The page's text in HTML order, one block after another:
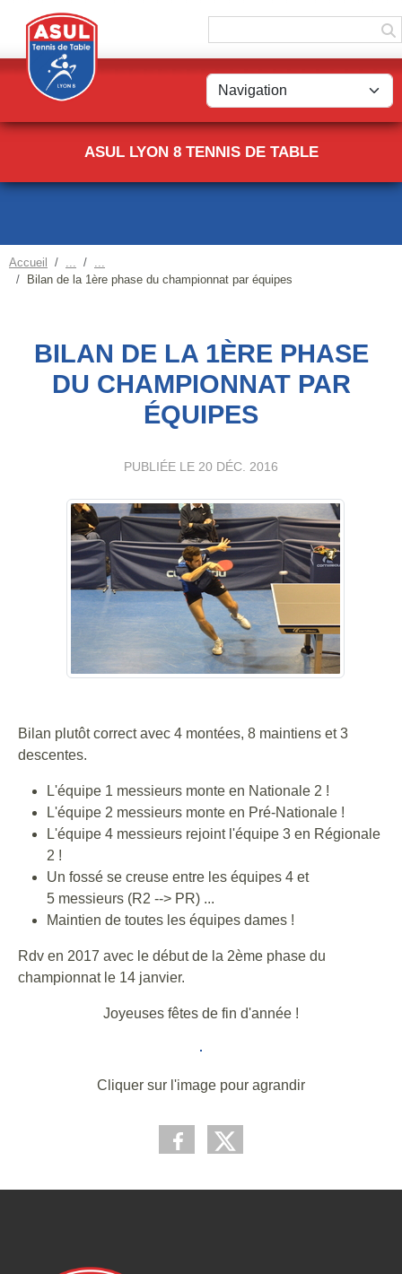
ASUL LYON 8 TENNIS DE TABLE
Accueil
Bilan de la 1ère phase du championnat par équipes
BILAN DE LA 1ÈRE PHASE
DU CHAMPIONNAT PAR
ÉQUIPES
PUBLIÉE LE 20 DÉC. 2016
Bilan plutôt correct avec 4 montées, 8 maintiens et 3
descentes.
L'équipe 1 messieurs monte en Nationale 2 !
L'équipe 2 messieurs monte en Pré-Nationale !
L'équipe 4 messieurs rejoint l'équipe 3 en Régionale
2 !
Un fossé se creuse entre les équipes 4 et
5 messieurs (R2 --> PR) ...
Maintien de toutes les équipes dames !
Rdv en 2017 avec le début de la 2ème phase du
championnat le 14 janvier.
Joyeuses fêtes de fin d'année !
Cliquer sur l'image pour agrandir
Panneau de gestion des cookies